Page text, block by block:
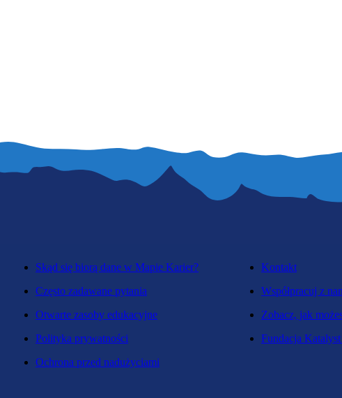
Skąd się biorą dane w Mapie Karier?
Często zadawane pytania
Otwarte zasoby edukacyjne
Polityka prywatności
Ochrona przed nadużyciami
Kontakt
Współpracuj z
Zobacz, jak
Fundacja